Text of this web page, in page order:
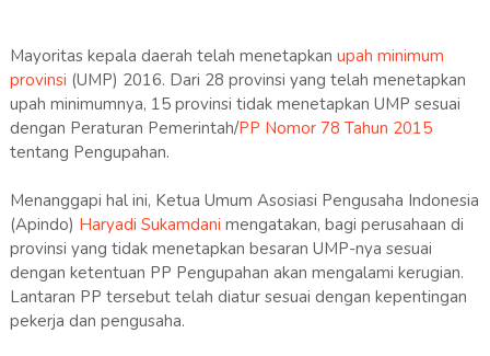
Mayoritas kepala daerah telah menetapkan upah minimum
provinsi (UMP) 2016. Dari 28 provinsi yang telah menetapkan
upah minimumnya, 15 provinsi tidak menetapkan UMP sesuai
dengan Peraturan Pemerintah/PP Nomor 78 Tahun 2015
tentang Pengupahan.
Menanggapi hal ini, Ketua Umum Asosiasi Pengusaha Indonesia
(Apindo) Haryadi Sukamdani mengatakan, bagi perusahaan di
provinsi yang tidak menetapkan besaran UMP-nya sesuai
dengan ketentuan PP Pengupahan akan mengalami kerugian.
Lantaran PP tersebut telah diatur sesuai dengan kepentingan
pekerja dan pengusaha.